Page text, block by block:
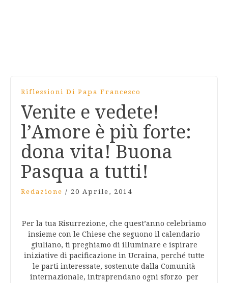
Riflessioni Di Papa Francesco
Venite e vedete!
l’Amore è più forte:
dona vita! Buona
Pasqua a tutti!
Redazione / 20 Aprile, 2014
Per la tua Risurrezione, che quest’anno celebriamo
insieme con le Chiese che seguono il calendario
giuliano, ti preghiamo di illuminare e ispirare
iniziative di pacificazione in Ucraina, perché tutte
le parti interessate, sostenute dalla Comunità
internazionale, intraprendano ogni sforzo per